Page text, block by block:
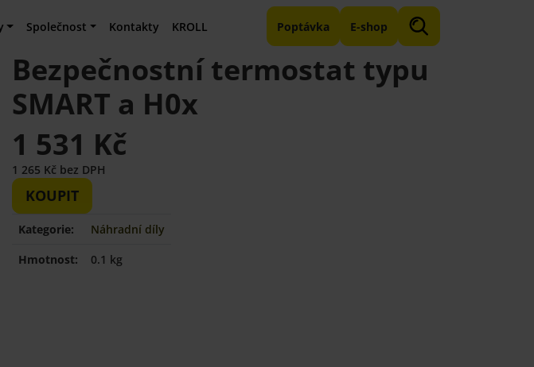
Společnost Kontakty KROLL Poptávka E-shop
Bezpečnostní termostat typu
SMART a H0x
1 531 Kč
1 265 Kč bez DPH
KOUPIT
Kategorie:
Náhradní díly
Hmotnost:
0.1 kg